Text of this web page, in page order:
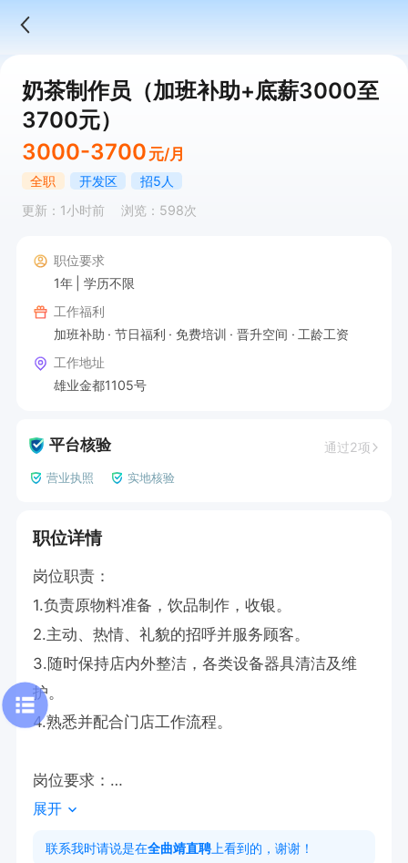
奶茶制作员（加班补助+底薪3000至
3700元）
3000-3700 元/月
全职 开发区
招5人
更新：1小时前
浏览：598次
职位要求
1年
学历不限
工作福利
加班补助
节日福利 免费培训 晋升空间
工龄工资
工作地址
雄业金都1105号
平台核验 通过2项
营业执照 实地核验
职位详情
岗位职责：
1.负责原物料准备，饮品制作，收银。
2.主动、热情、礼貌的招呼并服务顾客。
3.随时保持店内外整洁，各类设备器具清洁及维
护。
4.熟悉并配合门店工作流程。
岗位要求：
1.有服务意识，有上进心，服从安排，有意愿在餐
饮服务行业工作及发展。
展开
联系我时请说是在全曲靖直聘 上看到的，谢谢！